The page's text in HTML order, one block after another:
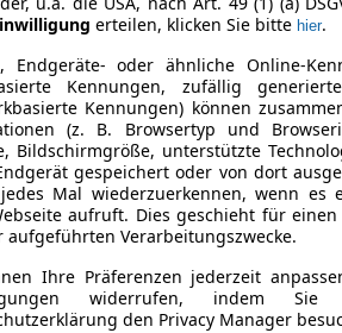
erteilen, klicken Sie bitte hier.
Endgeräte- oder ähnliche Online-
Kennungen, zufällig
Kennungen) können
(z. B. Browsertyp und
Bildschirmgröße, unterstützte
gespeichert oder von dort
Mal wiederzuerkennen, wenn es
aufruft. Dies geschieht für
aufgeführten Verarbeitungszwecke.
Ihre Präferenzen jederzeit
widerrufen, indem
den Privacy Manager
/ Sportwagen
xDrive M Sport Pro 19
HuD 360°